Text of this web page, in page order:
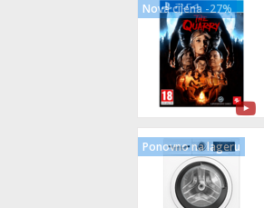
Nova cijena -27%
Ponovno na lageru